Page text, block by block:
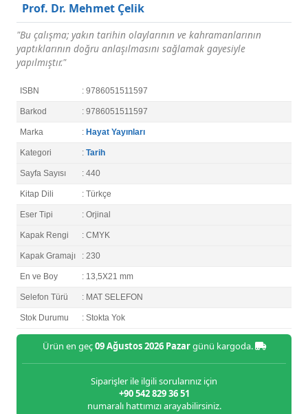
Prof. Dr. Mehmet Çelik
"Bu çalışma; yakın tarihin olaylarının ve kahramanlarının
yaptıklarının doğru anlaşılmasını sağlamak gayesiyle
yapılmıştır."
ISBN : 9786051511597
Barkod : 9786051511597
Marka : Hayat Yayınları
Kategori : Tarih
Sayfa Sayısı : 440
Kitap Dili : Türkçe
Eser Tipi : Orjinal
Kapak Rengi : CMYK
Kapak Gramajı : 230
En ve Boy : 13,5X21 mm
Selefon Türü : MAT SELEFON
Stok Durumu : Stokta Yok
Ürün en geç09 Ağustos 2026 Pazargünü kargoda.
Siparişler ile ilgili sorularınız için
+90 542 829 36 51
numaralı hattımızı arayabilirsiniz.